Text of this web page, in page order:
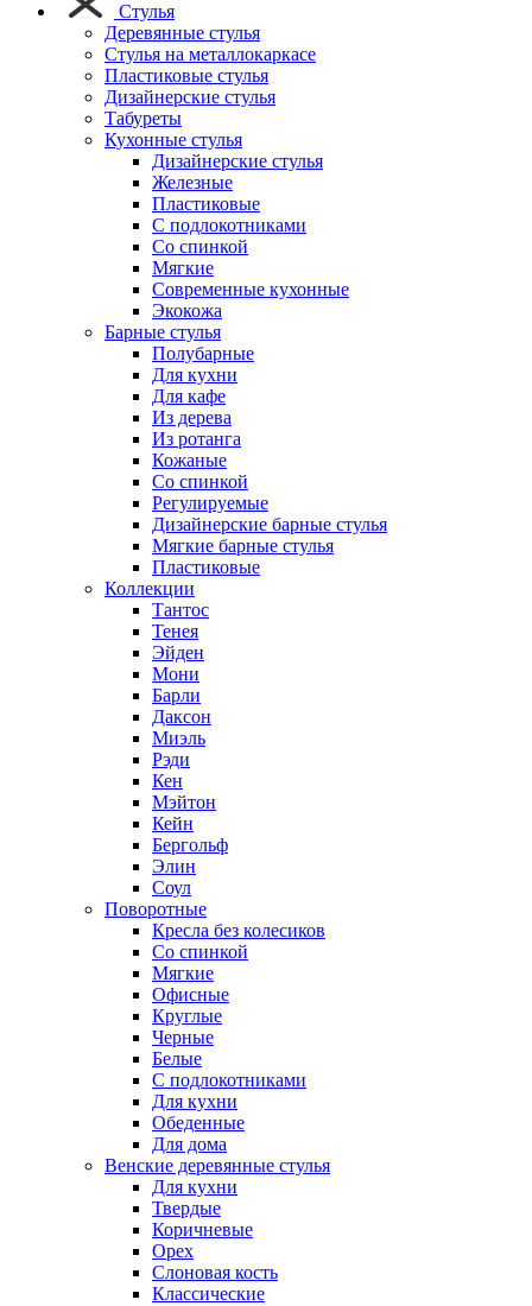
Стулья
Деревянные стулья
Стулья на металлокаркасе
Пластиковые стулья
Дизайнерские стулья
Табуреты
Кухонные стулья
Дизайнерские стулья
Железные
Пластиковые
С подлокотниками
Со спинкой
Мягкие
Современные кухонные
Экокожа
Барные стулья
Полубарные
Для кухни
Для кафе
Из дерева
Из ротанга
Кожаные
Со спинкой
Регулируемые
Дизайнерские барные стулья
Мягкие барные стулья
Пластиковые
Коллекции
Тантос
Тенея
Эйден
Мони
Барли
Даксон
Миэль
Рэди
Кен
Мэйтон
Кейн
Бергольф
Элин
Соул
Поворотные
Кресла без колесиков
Со спинкой
Мягкие
Офисные
Круглые
Черные
Белые
С подлокотниками
Для кухни
Обеденные
Для дома
Венские деревянные стулья
Для кухни
Твердые
Коричневые
Орех
Слоновая кость
Классические